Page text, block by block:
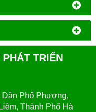
TRIỂN
Dân Phố Phượng,
Thành Phố Hà